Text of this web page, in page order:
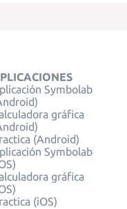
Symbolab
gráfica
(Android)
Symbolab
gráfica
(iOS)